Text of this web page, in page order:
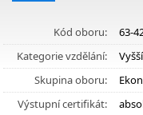
Kód oboru:
63-
Kategorie vzdělání:
Skupina oboru:
Výstupní certifikát: